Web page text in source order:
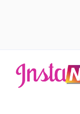
contenuto